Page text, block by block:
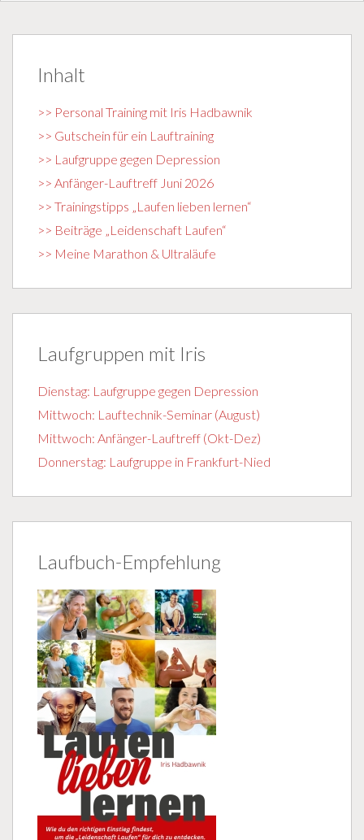
Inhalt
>> Personal Training mit Iris Hadbawnik
>> Gutschein für ein Lauftraining
>> Laufgruppe gegen Depression
>> Anfänger-Lauftreff Juni 2026
>> Trainingstipps „Laufen lieben lernen“
>> Beiträge „Leidenschaft Laufen“
>> Meine Marathon & Ultraläufe
Laufgruppen mit Iris
Dienstag: Laufgruppe gegen Depression
Mittwoch: Lauftechnik-Seminar (August)
Mittwoch: Anfänger-Lauftreff (Okt-Dez)
Donnerstag: Laufgruppe in Frankfurt-Nied
Laufbuch-Empfehlung